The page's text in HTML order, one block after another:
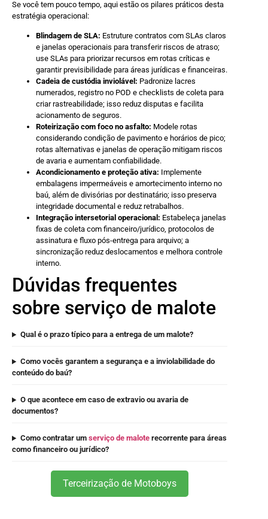
Se você tem pouco tempo, aqui estão os pilares práticos desta
estratégia operacional:
Blindagem de SLA: Estruture contratos com SLAs claros
e janelas operacionais para transferir riscos de atraso;
use SLAs para priorizar recursos em rotas críticas e
garantir previsibilidade para áreas jurídicas e financeiras.
Cadeia de custódia inviolável: Padronize lacres
numerados, registro no POD e checklists de coleta para
criar rastreabilidade; isso reduz disputas e facilita
acionamento de seguros.
Roteirização com foco no asfalto: Modele rotas
considerando condição de pavimento e horários de pico;
rotas alternativas e janelas de operação mitigam riscos
de avaria e aumentam confiabilidade.
Acondicionamento e proteção ativa: Implemente
embalagens impermeáveis e amortecimento interno no
baú, além de divisórias por destinatário; isso preserva
integridade documental e reduz retrabalhos.
Integração intersetorial operacional: Estabeleça janelas
fixas de coleta com financeiro/jurídico, protocolos de
assinatura e fluxo pós-entrega para arquivo; a
sincronização reduz deslocamentos e melhora controle
interno.
Dúvidas frequentes
sobre serviço de malote
Qual é o prazo típico para a entrega de um malote?
Como vocês garantem a segurança e a inviolabilidade do
conteúdo do baú?
O que acontece em caso de extravio ou avaria de
documentos?
Como contratar um serviço de maloterecorrente para áreas
como financeiro ou jurídico?
Terceirização de Motoboys